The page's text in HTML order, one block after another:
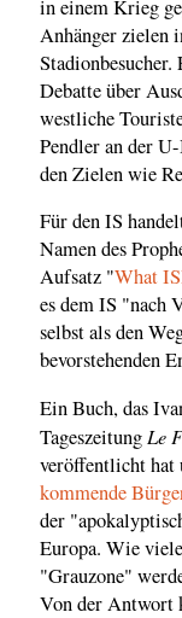
in einem Krieg
Anhänger zielen
Debatte über
westliche
Pendler an der
den Zielen wie
Für den IS
Namen des
Aufsatz "What
es dem IS "nach
selbst als den
bevorstehenden
Ein Buch, das
Tageszeitung Le
veröffentlicht hat
kommende
der
Europa. Wie
"Grauzone"
Von der Antwort